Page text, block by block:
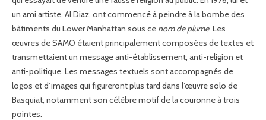
un ami artiste, Al Diaz, ont commencé à peindre à la bombe des
bâtiments du Lower Manhattan sous ce nom de plume. Les
œuvres de SAMO étaient principalement composées de textes et
transmettaient un message anti-établissement, anti-religion et
anti-politique. Les messages textuels sont accompagnés de
logos et d’images qui figureront plus tard dans l’œuvre solo de
Basquiat, notamment son célèbre motif de la couronne à trois
pointes.